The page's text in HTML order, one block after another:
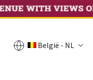
België - NL